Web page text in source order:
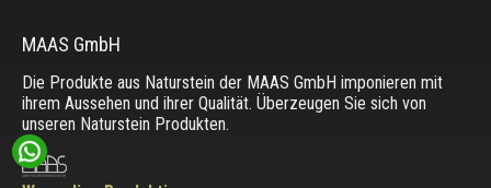
MAAS GmbH
Die Produkte aus Naturstein der MAAS GmbH imponieren mit
ihrem Aussehen und ihrer Qualität. Überzeugen Sie sich von
unseren Naturstein Produkten.